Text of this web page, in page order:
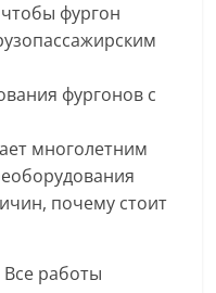
фургон
фургонов с
многолетним
почему стоит
работы